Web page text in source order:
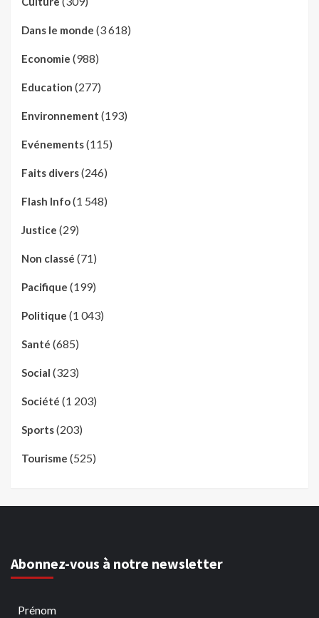
Dans le monde (3 618)
Economie (988)
Education (277)
Environnement (193)
Evénements(115)
Faits divers(246)
Flash Info(1 548)
Justice (29)
Non classé (71)
Pacifique (199)
Politique (1 043)
Santé (685)
Social (323)
Société (1 203)
Sports(203)
Tourisme (525)
Abonnez-vous à notre newsletter
Prénom